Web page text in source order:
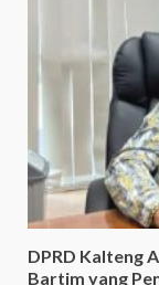
DPRD Kalteng
Bartim yang